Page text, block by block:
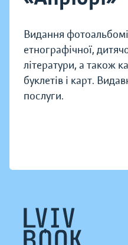
Видання
етнографічної,
літератури, а також
буклетів і карт.
послуги.